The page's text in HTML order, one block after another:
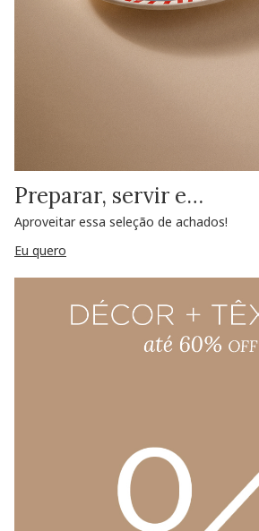
Preparar, servir e…
Aproveitar essa seleção de achados!
Eu quero